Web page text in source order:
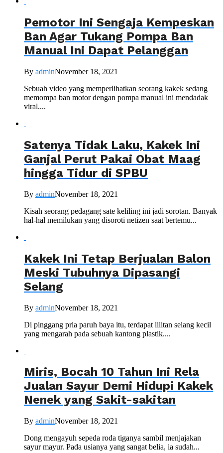
Pemotor Ini Sengaja Kempeskan
Ban Agar Tukang Pompa Ban
Manual Ini Dapat Pelanggan
By adminNovember 18, 2021
Sebuah video yang memperlihatkan seorang kakek sedang
memompa ban motor dengan pompa manual ini mendadak
viral....
Satenya Tidak Laku, Kakek Ini
Ganjal Perut Pakai Obat Maag
hingga Tidur di SPBU
By adminNovember 18, 2021
Kisah seorang pedagang sate keliling ini jadi sorotan. Banyak
hal-hal memilukan yang disoroti netizen saat bertemu...
Kakek Ini Tetap Berjualan Balon
Meski Tubuhnya Dipasangi
Selang
By adminNovember 18, 2021
Di pinggang pria paruh baya itu, terdapat lilitan selang kecil
yang mengarah pada sebuah kantong plastik....
Miris, Bocah 10 Tahun Ini Rela
Jualan Sayur Demi Hidupi Kakek
Nenek yang Sakit-sakitan
By adminNovember 18, 2021
Dong mengayuh sepeda roda tiganya sambil menjajakan
sayur mayur. Pada usianya yang sangat belia, ia sudah...